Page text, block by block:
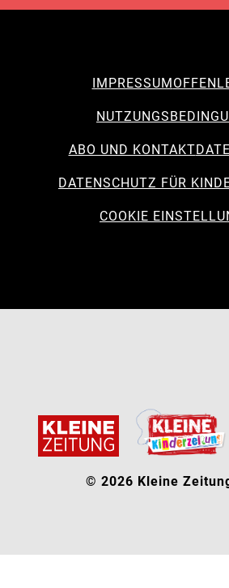
IMPRESSUM
ABO UND KONTAKT
DATENSCHUTZ FÜR
COOKIE
© 2026 Kleine